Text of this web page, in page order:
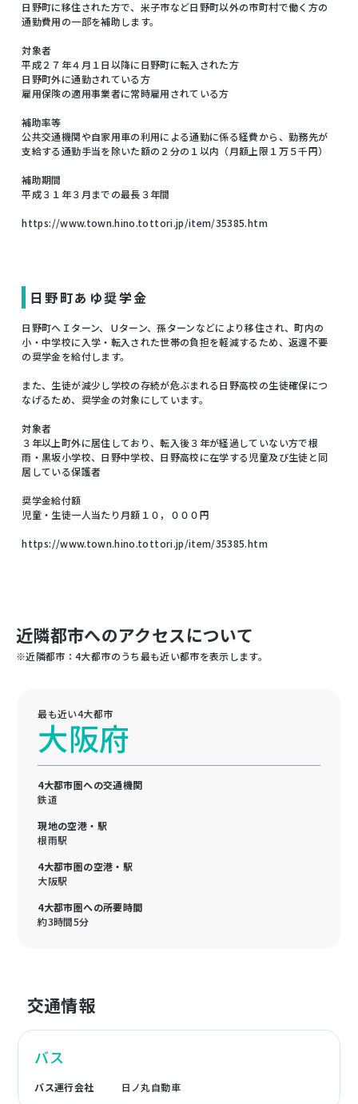
日野町に移住された方で、米子市など日野町以外の市町村で働く方の
通勤費用の一部を補助します。
対象者
平成２７年４月１日以降に日野町に転入された方
日野町外に通勤されている方
雇用保険の適用事業者に常時雇用されている方
補助率等
公共交通機関や自家用車の利用による通勤に係る経費から、勤務先が
支給する通勤手当を除いた額の２分の１以内（月額上限１万５千円）
補助期間
平成３１年３月までの最長３年間
https://www.town.hino.tottori.jp/item/35385.htm
日野町あゆ奨学金
日野町へＩターン、Ｕターン、孫ターンなどにより移住され、町内の
小・中学校に入学・転入された世帯の負担を軽減するため、返還不要
の奨学金を給付します。
また、生徒が減少し学校の存続が危ぶまれる日野高校の生徒確保につ
なげるため、奨学金の対象にしています。
対象者
３年以上町外に居住しており、転入後３年が経過していない方で根
雨・黒坂小学校、日野中学校、日野高校に在学する児童及び生徒と同
居している保護者
奨学金給付額
児童・生徒一人当たり月額１０，０００円
https://www.town.hino.tottori.jp/item/35385.htm
近隣都市へのアクセスについて
※近隣都市：4大都市のうち最も近い都市を表示します。
最も近い4大都市
大阪府
4大都市圏への交通機関
鉄道
現地の空港・駅
根雨駅
4大都市圏の空港・駅
大阪駅
4大都市圏への所要時間
約3時間5分
交通情報
バス
バス運行会社 日ノ丸自動車